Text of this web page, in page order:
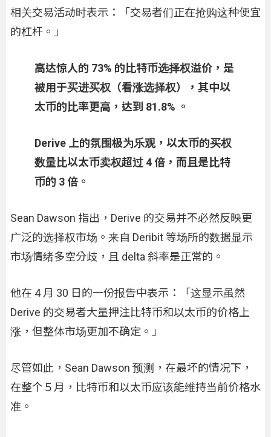
相关交易活动时表示：「交易者们正在抢购这种便宜
的杠杆。」
高达惊人的 73% 的比特币选择权溢价，是
被用于买进买权（看涨选择权），其中以
太币的比率更高，达到 81.8% 。
Derive 上的氛围极为乐观，以太币的买权
数量比以太币卖权超过 4 倍，而且是比特
币的 3 倍。
Sean Dawson 指出，Derive 的交易并不必然反映更
广泛的选择权市场。来自 Deribit 等场所的数据显示
市场情绪多空分歧，且 delta 斜率是正常的。
他在 4 月 30 日的一份报告中表示：「这显示虽然
Derive 的交易者大量押注比特币和以太币的价格上
涨，但整体市场更加不确定。」
尽管如此，Sean Dawson 预测，在最坏的情况下，
在整个５月，比特币和以太币应该能维持当前价格水
准。